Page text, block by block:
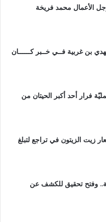
الأعمال محمد فريخة
بن غربية فــي خــبر كــــــان
فرار أحد أكبر الحيتان من
زيت الزيتون في تراجع لتبلغ
وفتح تحقيق للكشف عن